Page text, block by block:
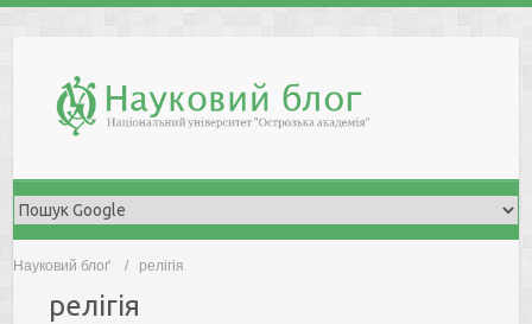
Науковий блоґ релігія
релігія